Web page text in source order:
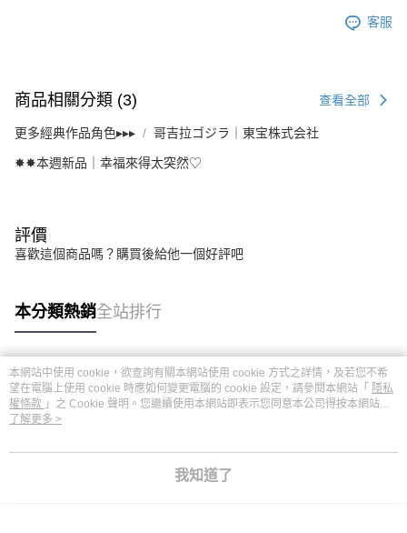
客服
商品相關分類 (3) 查看全部
更多經典作品角色▸▸▸ 哥吉拉ゴジラ｜東宝株式会社
✸✸本週新品｜幸福來得太突然♡
評價
喜歡這個商品嗎？購買後給他一個好評吧
本分類熱銷全站排行
熱門標籤
本網站中使用 cookie，欲查詢有關本網站使用 cookie 方式之詳情，及若您不希
望在電腦上使用 cookie 時應如何變更電腦的 cookie 設定，請參閱本網站「 隱私
權條款 」之 Cookie 聲明。您繼續使用本網站即表示您同意本公司得按本網站使
用條款之 Cookie 聲明使用 cookie。
了解更多 >
我知道了